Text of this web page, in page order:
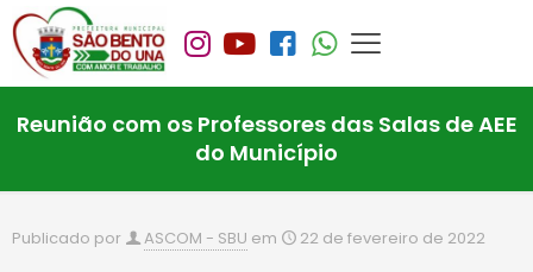
Reunião com os Professores das Salas de AEE
do Município
Publicado por ASCOM - SBU em 22 de fevereiro de 2022